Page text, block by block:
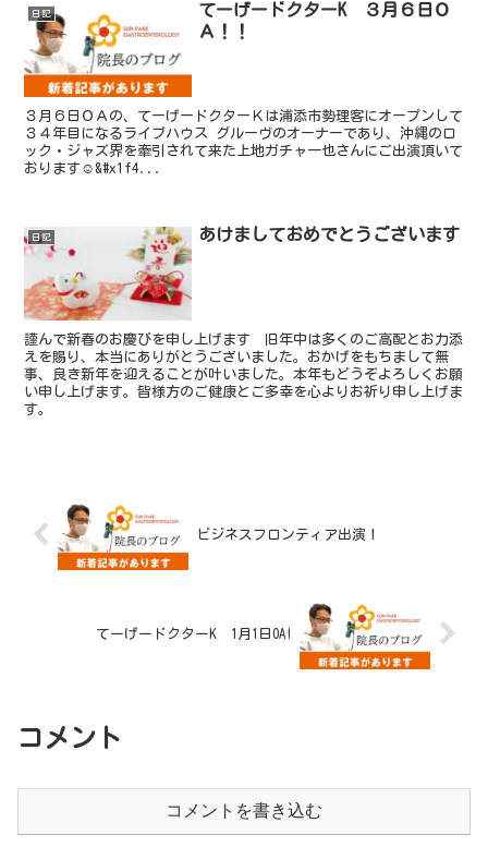
日記
てーげードクターK ３月６日Ｏ
Ａ！！
３月６日ＯＡの、てーげードクターＫは浦添市勢理客にオープンして
３４年目になるライブハウス グルーヴのオーナーであり、沖縄のロ
ック・ジャズ界を牽引されて来た上地ガチャ一也さんにご出演頂いて
おります☺️&#x1f4...
日記 あけましておめでとうございます
謹んで新春のお慶びを申し上げます 旧年中は多くのご高配とお力添
えを賜り、本当にありがとうございました。おかげをもちまして無
事、良き新年を迎えることが叶いました。本年もどうぞよろしくお願
い申し上げます。皆様方のご健康とご多幸を心よりお祈り申し上げま
す。
ビジネスフロンティア出演！
てーげードクターK 1月1日OA!
コメント
コメントを書き込む